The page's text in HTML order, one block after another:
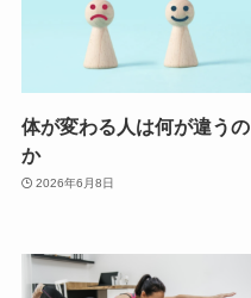
体が変わる人は何が違うの
か
2026年6月8日